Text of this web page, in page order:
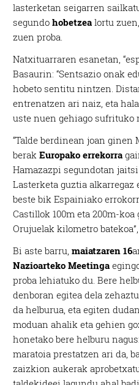
lasterketan seigarren
segundohobetzea lortu
zuen proba.
Natxituarraren esanetan,
Basaurin: “Sentsazio onak
hobeto sentitu nintzen.
entrenatzen ari naiz, eta
uste nuen gehiago sufrituko
“Talde berdinean joan ginen
berakEuropako errekorra
Hamazazpi segundotan
Lasterketa guztia alkarregaz
beste bik Espainiako
Castillok 100m eta 200m-
Orujuelak kilometro
Bi aste barru,maiatzaren 16
Nazioarteko Meetinga
proba lehiatuko du. Bere
denboran egitea dela
da helburua, eta egiten
moduan ahalik eta gehien
honetako bere helburu
maratoia prestatzen ari da,
zaizkion aukerak